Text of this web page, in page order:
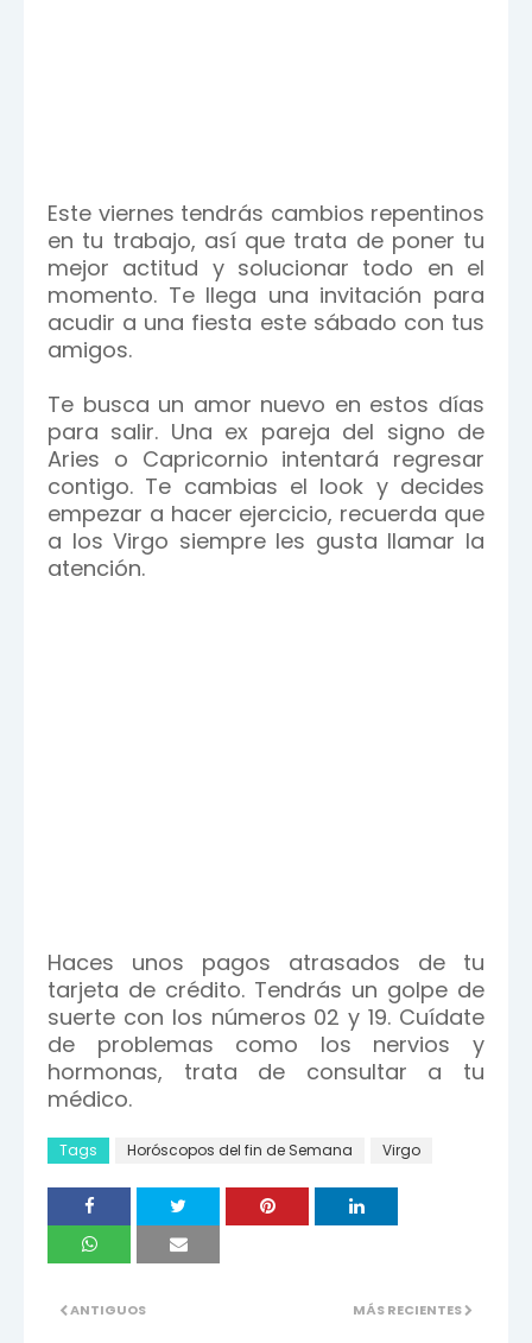
Este viernes tendrás cambios repentinos
en tu trabajo, así que trata de poner tu
mejor actitud y solucionar todo en el
momento. Te llega una invitación para
acudir a una fiesta este sábado con tus
amigos.
Te busca un amor nuevo en estos días
para salir. Una ex pareja del signo de
Aries o Capricornio intentará regresar
contigo. Te cambias el look y decides
empezar a hacer ejercicio, recuerda que
a los Virgo siempre les gusta llamar la
atención.
Haces unos pagos atrasados de tu
tarjeta de crédito. Tendrás un golpe de
suerte con los números 02 y 19. Cuídate
de problemas como los nervios y
hormonas, trata de consultar a tu
médico.
Tags Horóscopos del fin de Semana Virgo
MÁS RECIENTES
ANTIGUOS